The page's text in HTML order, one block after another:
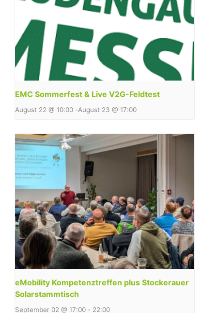
EMC Sommerfest & Live V2G-Feldtest
August 22 @ 10:00 -August 23 @ 17:00
eMobility Kompetenztreffen plus Stockerauer
Solarstammtisch
September 02 @ 17:00 - 22:00